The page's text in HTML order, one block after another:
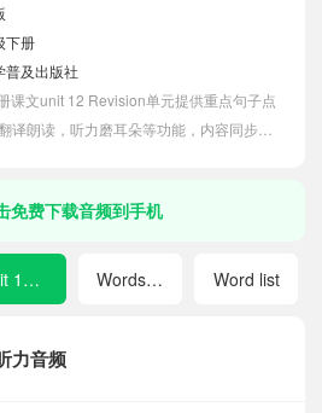
下册
普及出版社
课文unit 12 Revision单元提供重点句子点
译朗读，听力磨耳朵等功能，内容同步
免费下载音频到手机
力音频
unit 12 Revision Words in each unit Word list